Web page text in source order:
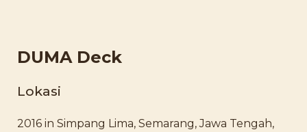
DUMA Deck
Lokasi
2016 in Simpang Lima, Semarang, Jawa Tengah,